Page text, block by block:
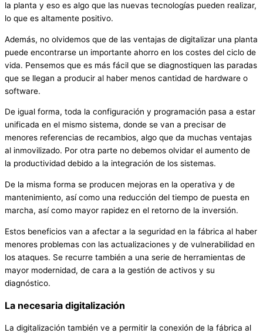
la planta y eso es algo que las nuevas tecnologías pueden realizar,
lo que es altamente positivo.
Además, no olvidemos que de las ventajas de digitalizar una planta
puede encontrarse un importante ahorro en los costes del ciclo de
vida. Pensemos que es más fácil que se diagnostiquen las paradas
que se llegan a producir al haber menos cantidad de hardware o
software.
De igual forma, toda la configuración y programación pasa a estar
unificada en el mismo sistema, donde se van a precisar de
menores referencias de recambios, algo que da muchas ventajas
al inmovilizado. Por otra parte no debemos olvidar el aumento de
la productividad debido a la integración de los sistemas.
De la misma forma se producen mejoras en la operativa y de
mantenimiento, así como una reducción del tiempo de puesta en
marcha, así como mayor rapidez en el retorno de la inversión.
Estos beneficios van a afectar a la seguridad en la fábrica al haber
menores problemas con las actualizaciones y de vulnerabilidad en
los ataques. Se recurre también a una serie de herramientas de
mayor modernidad, de cara a la gestión de activos y su
diagnóstico.
La necesaria digitalización
La digitalización también ve a permitir la conexión de la fábrica al